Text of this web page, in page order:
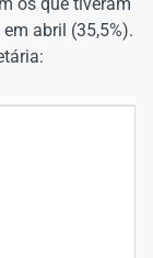
abril (35,5%).